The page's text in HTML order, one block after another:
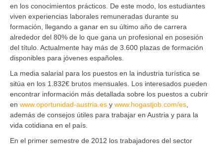
en los conocimientos prácticos. De este modo, los estudiantes
viven experiencias laborales remuneradas durante su
formación, llegando a ganar en su último año de carrera
alrededor del 80% de lo que gana un profesional en posesión
del título. Actualmente hay más de 3.600 plazas de formación
disponibles para jóvenes españoles
La media salarial para los puestos en la industria turística se
sitúa en los 1.832€ brutos mensuales . Los interesados pueden
encontrar información más detallada sobre los puestos a cubrir
en www.oportunidad-austria.es y www.hogastjob.com/es
además de consejos útiles para trabajar en Austria y para la
vida cotidiana en el país.
En el primer semestre de 2012 los trabajadores del sector